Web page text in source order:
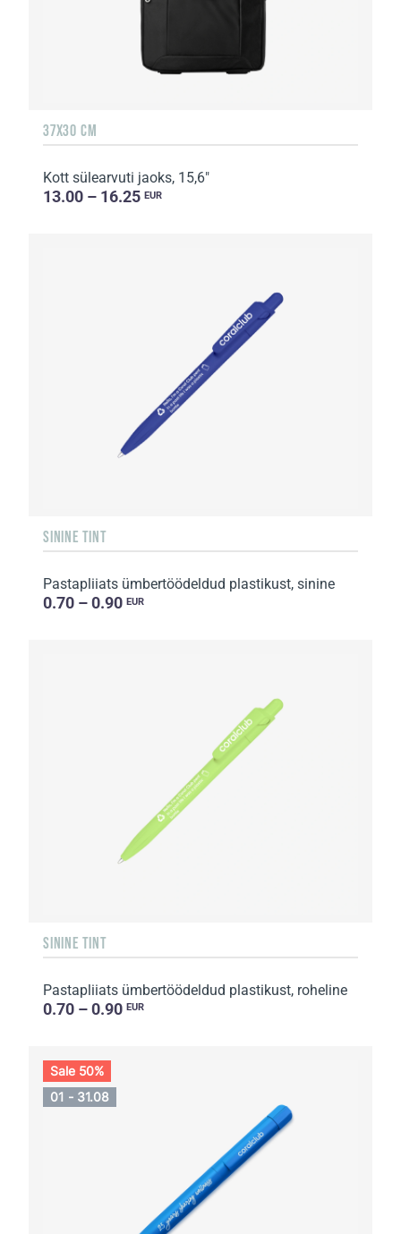
37Х30 CM
Kott sülearvuti jaoks, 15,6"
13.00 – 16.25 EUR
SININE TINT
Pastapliiats ümbertöödeldud plastikust, sinine
0.70 – 0.90 EUR
SININE TINT
Pastapliiats ümbertöödeldud plastikust, roheline
0.70 – 0.90 EUR
Sale 50%
01 - 31.08